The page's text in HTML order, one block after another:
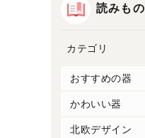
読みもの
カテゴリ
おすすめの器
かわいい器
北欧デザイン